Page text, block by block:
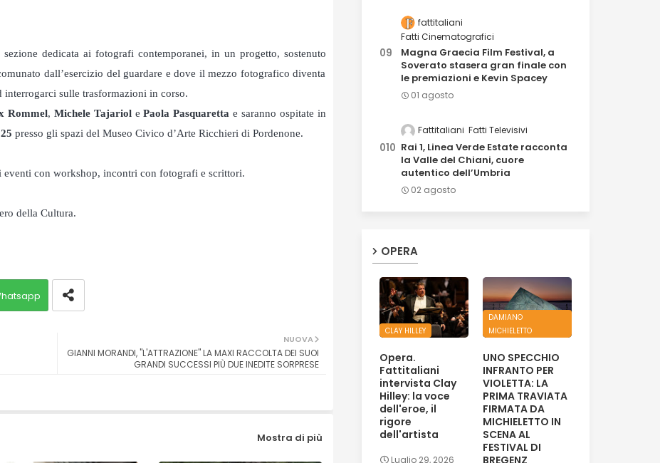
dedicata ai fotografi contemporanei, in un progetto, sostenuto
dall’esercizio del guardare e dove il mezzo fotografico diventa
sulle trasformazioni in corso.
Rommel, Michele TajariolePaola Pasquaretta e saranno ospitate in
presso gli spazi del Museo Civico d’Arte Ricchieri di Pordenone.
con workshop, incontri con fotografi e scrittori.
della Cultura.
NUOVA
GIANNI MORANDI, "L'ATTRAZIONE" LA MAXI RACCOLTA DEI SUOI
GRANDI SUCCESSI PIÙ DUE INEDITE SORPRESE
Mostra di più
fattitaliani
Fatti Cinematografici
Magna Graecia Film Festival, a
Soverato stasera gran finale con
le premiazioni e Kevin Spacey
01 agosto
Fattitaliani Fatti Televisivi
Rai 1, Linea Verde Estate racconta
la Valle del Chiani, cuore
autentico dell’Umbria
02 agosto
OPERA
CLAY HILLEY
Opera.
Fattitaliani
intervista Clay
Hilley: la voce
dell'eroe, il
rigore
dell'artista
Luglio 29, 2026
DAMIANO
MICHIELETTO
UNO SPECCHIO
INFRANTO PER
VIOLETTA: LA
PRIMA TRAVIATA
FIRMATA DA
MICHIELETTO IN
SCENA AL
FESTIVAL DI